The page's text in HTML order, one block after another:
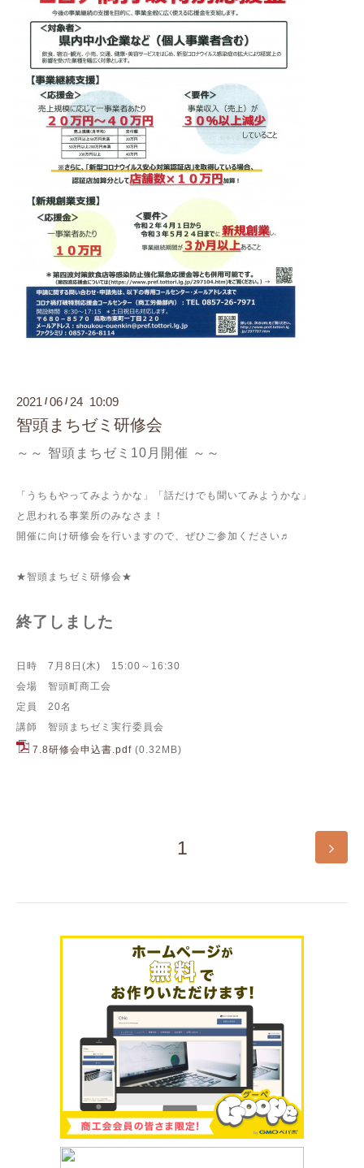
2021 /06 / 24 10:09
智頭まちゼミ研修会
～～ 智頭まちゼミ10月開催 ～～
「うちもやってみようかな」「話だけでも聞いてみようかな」
と思われる事業所のみなさま！
開催に向け研修会を行いますので、ぜひご参加ください♬
★智頭まちゼミ研修会★
終了しました
日時 7月8日(木) 15:00～16:30
会場 智頭町商工会
定員 20名
講師 智頭まちゼミ実行委員会
7.8研修会申込書.pdf (0.32MB)
1